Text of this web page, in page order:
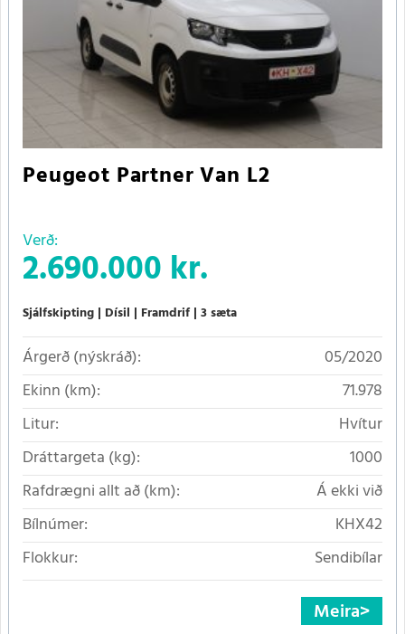
Peugeot Partner Van L2
Verð:
2.690.000 kr.
Sjálfskipting Dísil Framdrif 3 sæta
Árgerð (nýskráð):
05/2020
Ekinn (km):
71.978
Litur:
Hvítur
Dráttargeta (kg):
1000
Rafdrægni allt að (km):
Á ekki við
Bílnúmer:
KHX42
Flokkur:
Sendibílar
Meira